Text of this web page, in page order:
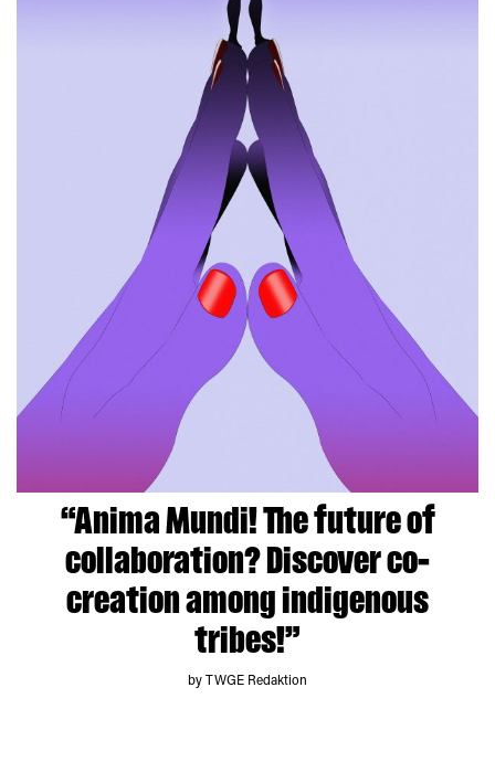
“Anima Mundi! The future of
collaboration? Discover co-
creation among indigenous
tribes!”
by TWGE Redaktion